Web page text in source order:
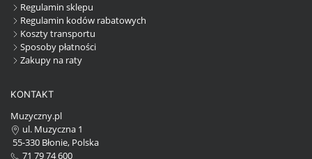
Regulamin sklepu
Regulamin kodów rabatowych
Koszty transportu
Sposoby płatności
Zakupy na raty
KONTAKT
Muzyczny.pl
ul. Muzyczna 1
55-330 Błonie, Polska
71 79 74 600